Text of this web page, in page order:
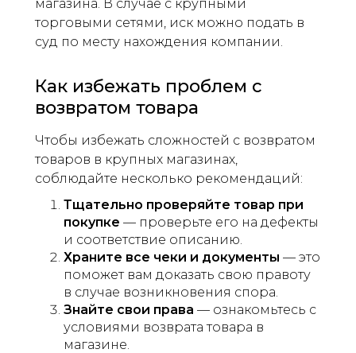
магазина. В случае с крупными
торговыми сетями, иск можно подать в
суд по месту нахождения компании.
Как избежать проблем с
возвратом товара
Чтобы избежать сложностей с возвратом
товаров в крупных магазинах,
соблюдайте несколько рекомендаций:
Тщательно проверяйте товар при
покупке — проверьте его на дефекты
и соответствие описанию.
Храните все чеки и документы — это
поможет вам доказать свою правоту
в случае возникновения спора.
Знайте свои права — ознакомьтесь с
условиями возврата товара в
магазине.